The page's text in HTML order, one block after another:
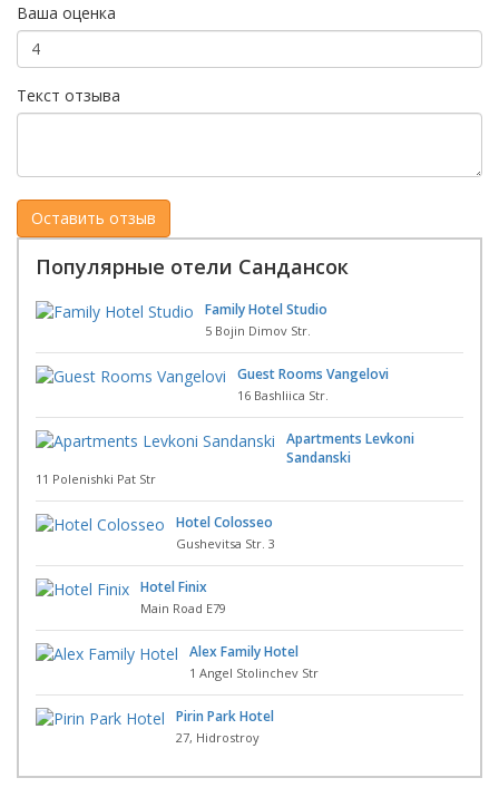
Ваша оценка
Текст отзыва
Популярные отели Сандансок
Family Hotel Studio
5 Bojin Dimov Str.
Guest Rooms Vangelovi
16 Bashliica Str.
Apartments Levkoni
Sandanski
11 Polenishki Pat Str
Hotel Colosseo
Gushevitsa Str. 3
Hotel Finix
Main Road E79
Alex Family Hotel
1 Angel Stolinchev Str
Pirin Park Hotel
27, Hidrostroy